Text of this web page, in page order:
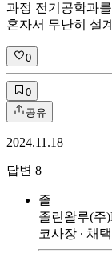
과정 전기공학과
혼자서 무난히 설
0
0
공유
2024.11.18
답변 8
졸
졸린왈루(주
코사장 ∙ 채